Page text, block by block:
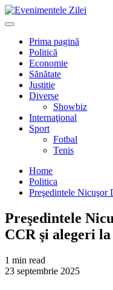
Mergi
la
Primary
Prima pagină
Politică
Economie
Sănătate
Justitie
Diverse
Showbiz
Internaţional
Sport
Fotbal
Tenis
Home
Politica
Preşedintele Nicuşor
Preşedintele
CCR şi alegeri
1 min read
23 septembrie 2025